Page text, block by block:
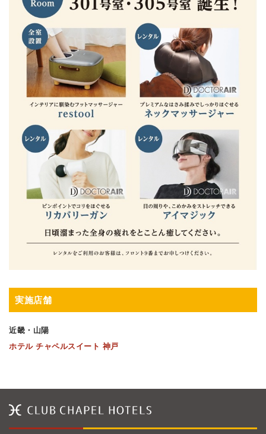
実施店舗
近畿・山陽
ホテル チャペルスイート 神戸